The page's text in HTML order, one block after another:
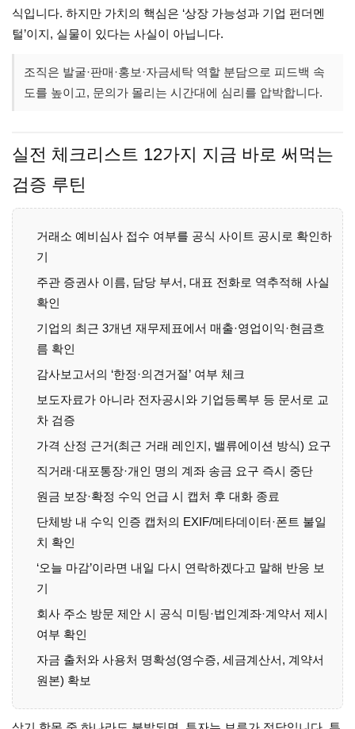
식입니다. 하지만 가치의 핵심은 ‘상장 가능성과 기업 펀더멘
털’이지, 실물이 있다는 사실이 아닙니다.
조직은 발굴·판매·홍보·자금세탁 역할 분담으로 피드백 속
도를 높이고, 문의가 몰리는 시간대에 심리를 압박합니다.
실전 체크리스트 12가지 지금 바로 써먹는
검증 루틴
거래소 예비심사 접수 여부를 공식 사이트 공시로 확인하
기
주관 증권사 이름, 담당 부서, 대표 전화로 역추적해 사실
확인
기업의 최근 3개년 재무제표에서 매출·영업이익·현금흐
름 확인
감사보고서의 ‘한정·의견거절’ 여부 체크
보도자료가 아니라 전자공시와 기업등록부 등 문서로 교
차 검증
가격 산정 근거(최근 거래 레인지, 밸류에이션 방식) 요구
직거래·대포통장·개인 명의 계좌 송금 요구 즉시 중단
원금 보장·확정 수익 언급 시 캡처 후 대화 종료
단체방 내 수익 인증 캡처의 EXIF/메타데이터·폰트 불일
치 확인
‘오늘 마감’이라면 내일 다시 연락하겠다고 말해 반응 보
기
회사 주소 방문 제안 시 공식 미팅·법인계좌·계약서 제시
여부 확인
자금 출처와 사용처 명확성(영수증, 세금계산서, 계약서
원본) 확보